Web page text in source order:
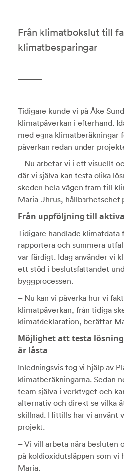
Från klimatbokslut till
klimatbesparingar
Tidigare kunde vi på Åke
klimatpåverkan i efterhand.
med egna klimatberäkningar
påverkan redan under
– Nu arbetar vi i ett visuellt
där vi själva kan testa olika
skeden hela vägen fram till
Maria Uhrus, hållbarhetschef
Från uppföljning till
Tidigare handlade klimatdata
rapportera och summera
var färdigt. Idag använder vi
ett stöd i beslutsfattandet
byggprocessen.
– Nu kan vi påverka hur vi
klimatpåverkan, från tidiga
klimatdeklaration, berättar
Möjlighet att testa
är låsta
Inledningsvis tog vi hjälp av
klimatberäkningarna. Sedan
team själva i verktyget och
alternativ och direkt se vilka
skillnad. Hittills har vi använt
projekt.
– Vi vill arbeta nära besluten
på koldioxidutsläppen som vi
Maria.